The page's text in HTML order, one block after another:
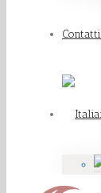
Contatti